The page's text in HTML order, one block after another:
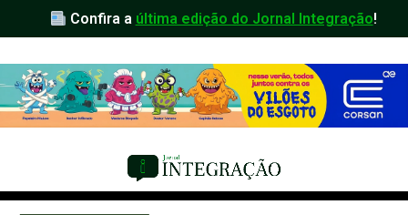
Confira a última edição do Jornal Integração!